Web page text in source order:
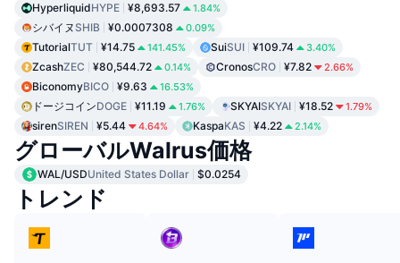
HyperliquidHYPE ¥8,693.57 1.84%
シバイヌ SHIB ¥0.0007308 0.09%
TutorialTUT ¥14.75 141.45% SuiSUI ¥109.74 3.40%
ZcashZEC ¥80,544.72 0.14% CronosCRO ¥7.82 2.66%
BiconomyBICO ¥9.63 16.53%
ドージコインDOGE ¥11.19 1.76% SKYAISKYAI ¥18.52 1.79%
sirenSIREN ¥5.44 4.64% KaspaKAS ¥4.22 2.14%
グローバルWalrus価格
WAL/USDUnited States Dollar $0.0254
トレンド